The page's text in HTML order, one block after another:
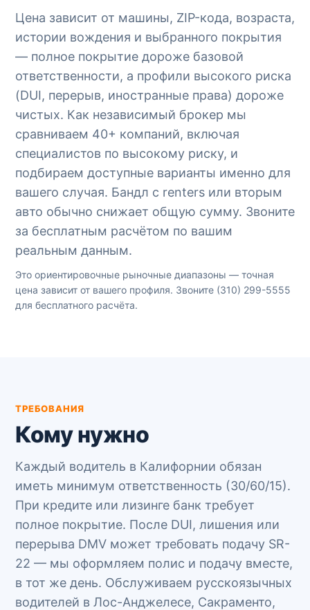
Цена зависит от машины, ZIP-кода, возраста,
истории вождения и выбранного покрытия
— полное покрытие дороже базовой
ответственности, а профили высокого риска
(DUI, перерыв, иностранные права) дороже
чистых. Как независимый брокер мы
сравниваем 40+ компаний, включая
специалистов по высокому риску, и
подбираем доступные варианты именно для
вашего случая. Бандл с renters или вторым
авто обычно снижает общую сумму. Звоните
за бесплатным расчётом по вашим
реальным данным.
Это ориентировочные рыночные диапазоны — точная
цена зависит от вашего профиля. Звоните (310) 299-5555
для бесплатного расчёта.
ТРЕБОВАНИЯ
Кому нужно
Каждый водитель в Калифорнии обязан
иметь минимум ответственность (30/60/15).
При кредите или лизинге банк требует
полное покрытие. После DUI, лишения или
перерыва DMV может требовать подачу SR-
22 — мы оформляем полис и подачу вместе,
в тот же день. Обслуживаем русскоязычных
водителей в Лос-Анджелесе, Сакраменто,